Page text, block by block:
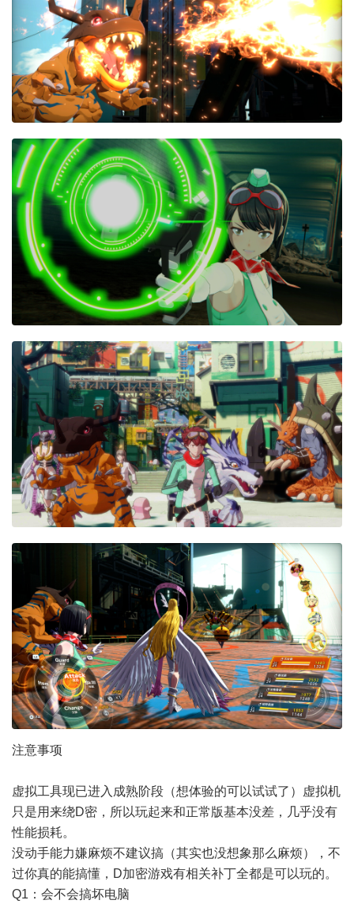
注意事项
虚拟工具现已进入成熟阶段（想体验的可以试试了）虚拟机
只是用来绕D密，所以玩起来和正常版基本没差，几乎没有
性能损耗。
没动手能力嫌麻烦不建议搞（其实也没想象那么麻烦），不
过你真的能搞懂，D加密游戏有相关补丁全都是可以玩的。
Q1：会不会搞坏电脑